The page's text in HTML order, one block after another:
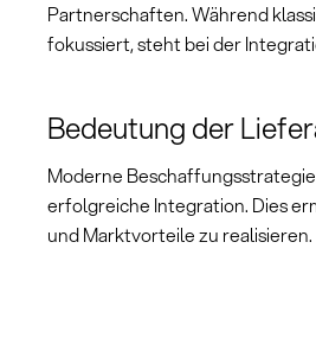
Partnerschaften. Während
fokussiert, steht bei der
Bedeutung der
Moderne
erfolgreiche Integration. Dies
und Marktvorteile zu realisieren.